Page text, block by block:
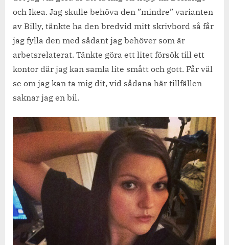
och Ikea. Jag skulle behöva den ”mindre” varianten
av Billy, tänkte ha den bredvid mitt skrivbord så får
jag fylla den med sådant jag behöver som är
arbetsrelaterat. Tänkte göra ett litet försök till ett
kontor där jag kan samla lite smått och gott. Får väl
se om jag kan ta mig dit, vid sådana här tillfällen
saknar jag en bil.